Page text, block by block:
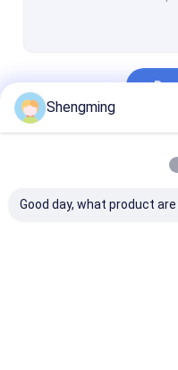
Automatische
Het Voorvormen van
Shengming
Good day, what product